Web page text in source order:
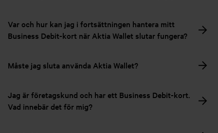
Var och hur kan jag i fortsättningen hantera mitt
Business Debit-kort när Aktia Wallet slutar fungera?
Måste jag sluta använda Aktia Wallet?
Jag är företagskund och har ett Business Debit-kort.
Vad innebär det för mig?